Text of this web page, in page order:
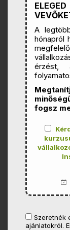
A
hónapról
érzést,
fogsz
Szeretnék
ajánlatokról.